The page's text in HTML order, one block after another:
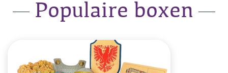
Populaire boxen